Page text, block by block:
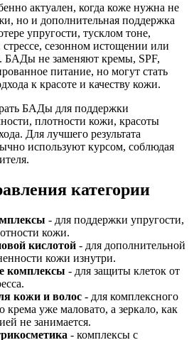
актуален, когда коже нужна не
но и дополнительная поддержка
упругости, тусклом тоне,
сезонном истощении или
БАДы не заменяют кремы, SPF,
питание, но могут стать
к красоте и качеству кожи.
БАДы для поддержки
плотности кожи, красоты
Для лучшего результата
используют курсом, соблюдая
категории
- для поддержки упругости,
кожи.
кислотой - для дополнительной
кожи изнутри.
комплексы - для защиты клеток от
кожи и волос - для комплексного
крема уже маловато, а зеркало, как
не занимается.
- комплексы с